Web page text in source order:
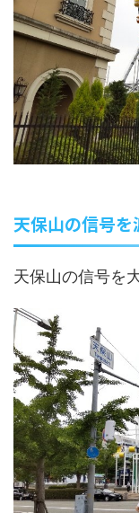
天保山の信号を
天保山の信号を